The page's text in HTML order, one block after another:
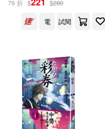
79 折 $ $280
電
試閱